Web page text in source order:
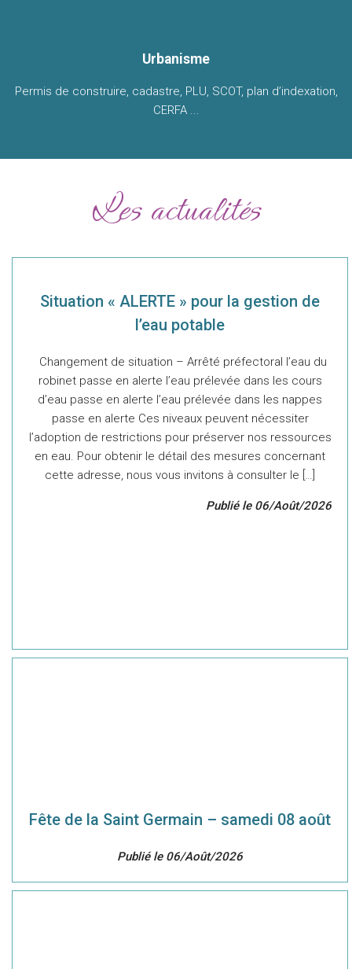
Urbanisme
Permis de construire, cadastre, PLU, SCOT, plan d’indexation,
CERFA ...
Les actualités
Situation « ALERTE » pour la gestion de
l’eau potable
Changement de situation – Arrêté préfectoral l’eau du
robinet passe en alerte l’eau prélevée dans les cours
d’eau passe en alerte l’eau prélevée dans les nappes
passe en alerte Ces niveaux peuvent nécessiter
l’adoption de restrictions pour préserver nos ressources
en eau. Pour obtenir le détail des mesures concernant
cette adresse, nous vous invitons à consulter le […]
Publié le 06/Août/2026
Fête de la Saint Germain – samedi 08 août
Publié le 06/Août/2026